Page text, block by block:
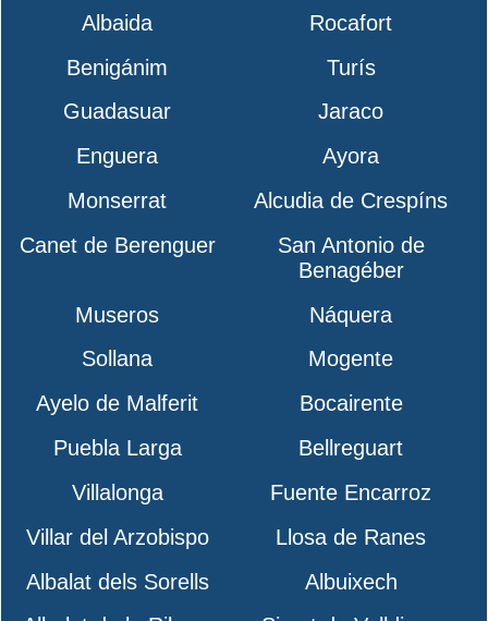
Albaida
Rocafort
Benigánim
Turís
Guadasuar
Jaraco
Enguera
Ayora
Monserrat
Alcudia de Crespíns
Canet de Berenguer
San Antonio de
Benagéber
Museros
Náquera
Sollana
Mogente
Ayelo de Malferit
Bocairente
Puebla Larga
Bellreguart
Villalonga
Fuente Encarroz
Villar del Arzobispo
Llosa de Ranes
Albalat dels Sorells
Albuixech